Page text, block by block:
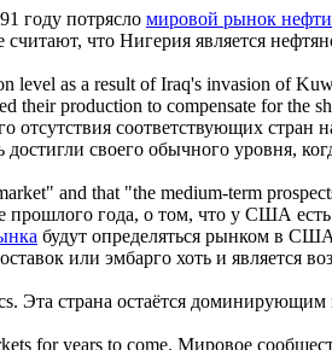
году потрясло мировой рынок нефти
что Нигерия является
as a result of Iraq's invasion of
their production to compensate for the
отсутствия соответствующих стран
достигли своего обычного уровня,
and that "the medium-term
прошлого года, о том, что у США
будут определяться рынком в
или эмбарго хоть и является
Эта страна остаётся доминирующим
for years to come. Мировое